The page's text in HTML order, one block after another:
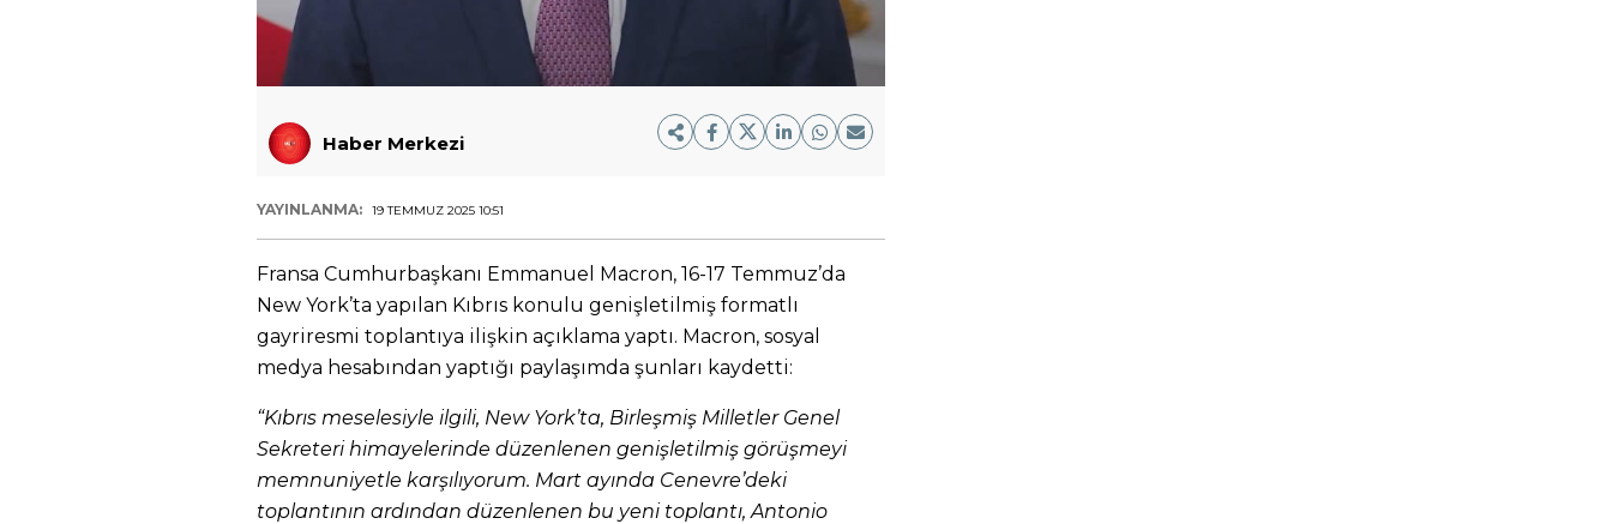
Haber Merkezi
YAYINLANMA: 19 TEMMUZ 2025 10:51
Fransa Cumhurbaşkanı Emmanuel Macron, 16-17 Temmuz’da
New York’ta yapılan Kıbrıs konulu genişletilmiş formatlı
gayriresmi toplantıya ilişkin açıklama yaptı. Macron, sosyal
medya hesabından yaptığı paylaşımda şunları kaydetti:
“Kıbrıs meselesiyle ilgili, New York’ta, Birleşmiş Milletler Genel
Sekreteri himayelerinde düzenlenen genişletilmiş görüşmeyi
memnuniyetle karşılıyorum. Mart ayında Cenevre’deki
toplantının ardından düzenlenen bu yeni toplantı, Antonio